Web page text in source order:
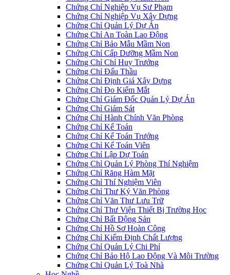
Chứng Chỉ Nghiệp Vụ Sư Phạm
Chứng Chỉ Nghiệp Vụ Xây Dựng
Chứng Chỉ Quản Lý Dự Án
Chứng Chỉ An Toàn Lao Động
Chứng Chỉ Bảo Mẫu Mầm Non
Chứng Chỉ Cấp Dưỡng Mầm Non
Chứng Chỉ Chỉ Huy Trưởng
Chứng Chỉ Đấu Thầu
Chứng Chỉ Định Giá Xây Dựng
Chứng Chỉ Đo Kiểm Mắt
Chứng Chỉ Giám Đốc Quản Lý Dự Án
Chứng Chỉ Giám Sát
Chứng Chỉ Hành Chính Văn Phòng
Chứng Chỉ Kế Toán
Chứng Chỉ Kế Toán Trưởng
Chứng Chỉ Kế Toán Viên
Chứng Chỉ Lập Dự Toán
Chứng Chỉ Quản Lý Phòng Thí Nghiệm
Chứng Chỉ Răng Hàm Mặt
Chứng Chỉ Thí Nghiệm Viên
Chứng Chỉ Thư Ký Văn Phòng
Chứng Chỉ Văn Thư Lưu Trữ
Chứng Chỉ Thư Viện Thiết Bị Trường Học
Chứng Chỉ Bất Động Sản
Chứng Chỉ Hồ Sơ Hoàn Công
Chứng Chỉ Kiểm Định Chất Lượng
Chứng Chỉ Quản Lý Chi Phí
Chứng Chỉ Bảo Hộ Lao Động Và Môi Trường
Chứng Chỉ Quản Lý Toà Nhà